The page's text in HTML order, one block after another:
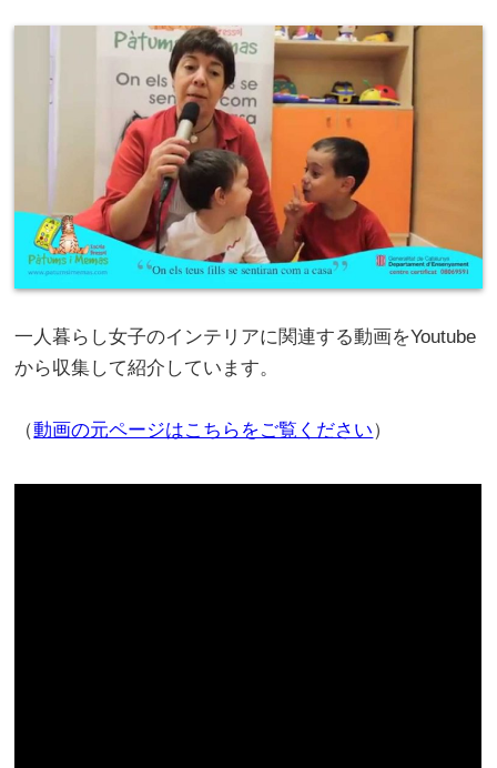
一人暮らし女子のインテリアに関連する動画をYoutube
から収集して紹介しています。
（動画の元ページはこちらをご覧ください）